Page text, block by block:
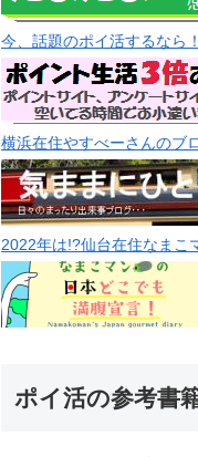
今、話題のポイ活するなら！
横浜在住やすべーさんのブ
2022年は!?仙台在住なまこ
ポイ活の参考書